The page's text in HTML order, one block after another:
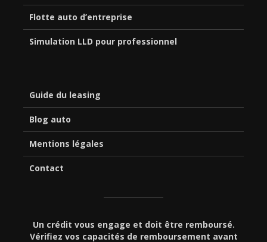
Flotte auto d’entreprise
Simulation LLD pour professionnel
Guide du leasing
Blog auto
Mentions légales
Contact
Un crédit vous engage et doit être remboursé.
Vérifiez vos capacités de remboursement avant